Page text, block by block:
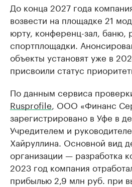
До конца 2027 года
возвести на площадке 21
юрту, конференц-зал, баню,
спортплощадки.
объекты установят уже в
присвоили статус
По данным сервиса
Rusprofile, ООО «Финанс
зарегистрировано в Уфе в
Учредителем и
Хайруллина. Основной вид
организации — разработка
2023 год компания
прибылью 2,9 млн руб. при